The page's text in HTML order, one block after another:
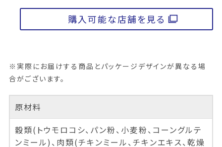
購入可能な店舗を見る
※実際にお届けする商品とパッケージデザインが異なる場
合がございます。
原材料
穀類(トウモロコシ、パン粉、小麦粉、コーングルテ
ンミール)、肉類(チキンミール、チキンエキス、乾燥